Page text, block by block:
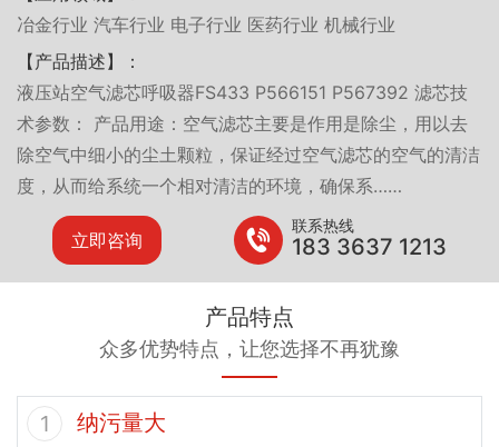
冶金行业 汽车行业 电子行业 医药行业 机械行业
【产品描述】：
液压站空气滤芯呼吸器FS433 P566151 P567392 滤芯技
术参数： 产品用途：空气滤芯主要是作用是除尘，用以去
除空气中细小的尘土颗粒，保证经过空气滤芯的空气的清洁
度，从而给系统一个相对清洁的环境，确保系……
立即咨询
联系热线
183 3637 1213
产品特点
众多优势特点，让您选择不再犹豫
1 纳污量大